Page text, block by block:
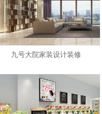
九号大院家装设计装修